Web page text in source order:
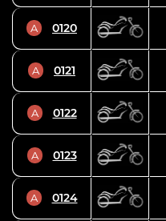
A 0120
A 0121
A 0122
A 0123
A 0124